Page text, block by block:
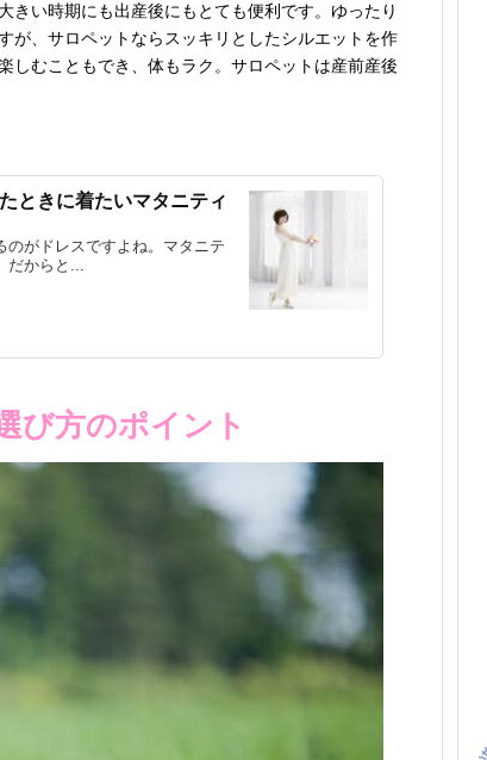
きい時期にも出産後にもとても便利です。ゆったり
が、サロペットならスッキリとしたシルエットを作
しむこともでき、体もラク。サロペットは産前産後
ときに着たいマタニティ
のがドレスですよね。マタニテ
だからと...
び方のポイント